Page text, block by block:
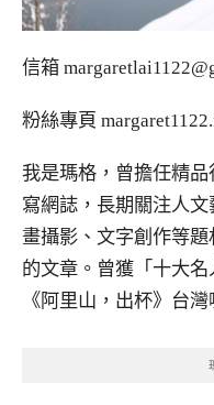
信箱
粉絲專頁
我是瑪格，曾擔任精
寫網誌，長期關注人
畫攝影、文字創作等
的文章。曾獲「十大
《阿里山，出杯》台